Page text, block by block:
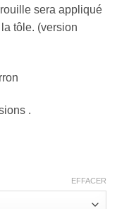
sera appliqué
tôle. (version
.
EFFACER